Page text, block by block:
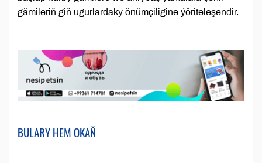
gämileriň giň ugurlardaky önümçiligine ýöriteleşendir.
BULARY HEM OKAŇ